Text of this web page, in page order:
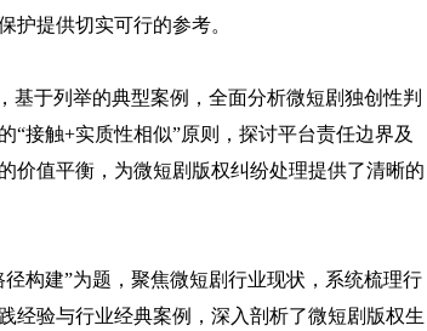
护提供切实可行的参考。
基于列举的典型案例，全面分析微短剧独创性判
接触+实质性相似”原则，探讨平台责任边界及
价值平衡，为微短剧版权纠纷处理提供了清晰的
构建”为题，聚焦微短剧行业现状，系统梳理行
经验与行业经典案例，深入剖析了微短剧版权生